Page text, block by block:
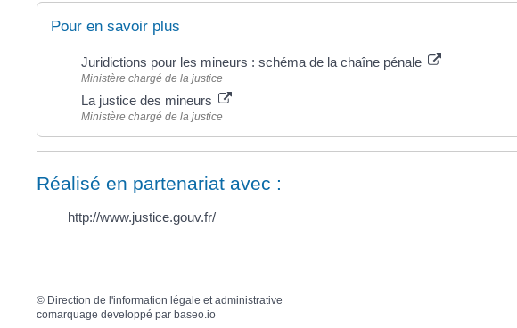
Pour en savoir plus
Juridictions pour les mineurs : schéma de la chaîne pénale
Ministère chargé de la justice
La justice des mineurs
Ministère chargé de la justice
Réalisé en partenariat avec :
http://www.justice.gouv.fr/
© Direction de l'information légale et administrative
comarquage developpé par baseo.io